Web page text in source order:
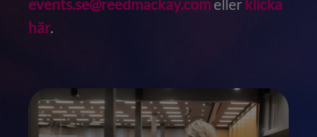
events.se@reedmackay.com eller klicka
här.